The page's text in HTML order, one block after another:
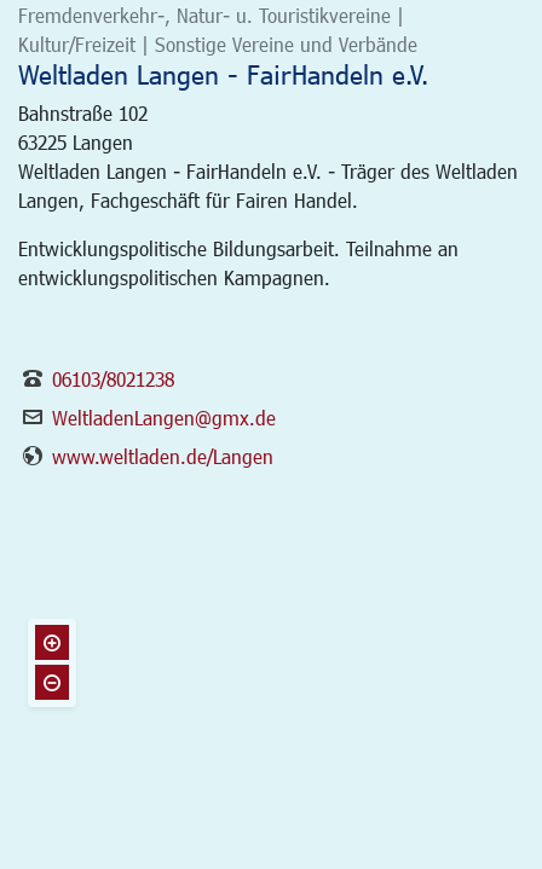
Fremdenverkehr-, Natur- u. Touristikvereine |
Kultur/Freizeit | Sonstige Vereine und Verbände
Weltladen Langen - FairHandeln e.V.
Bahnstraße 102
63225 Langen
Weltladen Langen - FairHandeln e.V. - Träger des Weltladen
Langen, Fachgeschäft für Fairen Handel.
Entwicklungspolitische Bildungsarbeit. Teilnahme an
entwicklungspolitischen Kampagnen.
06103/8021238
WeltladenLangen@gmx.de
www.weltladen.de/Langen